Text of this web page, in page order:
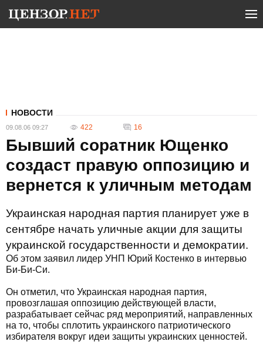
НОВОСТИ
09.08.06 09:27 422 16
Бывший соратник Ющенко
создаст правую оппозицию и
вернется к уличным методам
Украинская народная партия планирует уже в
сентябре начать уличные акции для защиты
украинской государственности и демократии.
Об этом заявил лидер УНП Юрий Костенко в интервью
Би-Би-Си.
Он отметил, что Украинская народная партия,
провозглашая оппозицию действующей власти,
разрабатывает сейчас ряд мероприятий, направленных
на то, чтобы сплотить украинского патриотического
избирателя вокруг идеи защиты украинских ценностей.